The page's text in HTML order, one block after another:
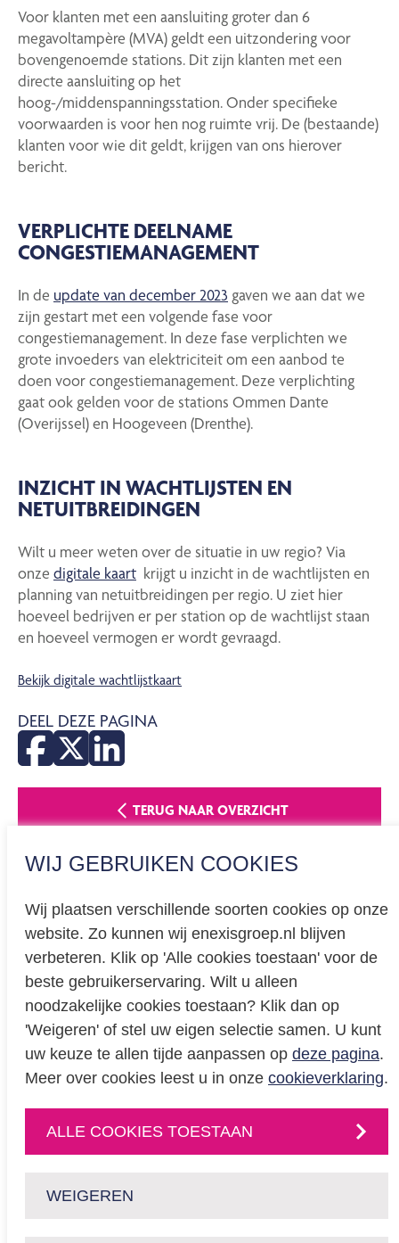
WIJ GEBRUIKEN COOKIES
Wij plaatsen verschillende soorten cookies op onze
website. Zo kunnen wij enexisgroep.nl blijven
verbeteren. Klik op 'Alle cookies toestaan' voor de
beste gebruikerservaring. Wilt u alleen
noodzakelijke cookies toestaan? Klik dan op
'Weigeren' of stel uw eigen selectie samen. U kunt
uw keuze te allen tijde aanpassen op deze pagina.
Meer over cookies leest u in onze cookieverklaring.
ALLE COOKIES TOESTAAN
WEIGEREN
Voor klanten met een aansluiting groter dan 6
megavoltampère (MVA) geldt een uitzondering voor
bovengenoemde stations. Dit zijn klanten met een
directe aansluiting op het
hoog-/middenspanningsstation. Onder specifieke
voorwaarden is voor hen nog ruimte vrij. De (bestaande)
klanten voor wie dit geldt, krijgen van ons hierover
bericht.
VERPLICHTE DEELNAME
CONGESTIEMANAGEMENT
In de update van december 2023 gaven we aan dat we
zijn gestart met een volgende fase voor
congestiemanagement. In deze fase verplichten we
grote invoeders van elektriciteit om een aanbod te
doen voor congestiemanagement. Deze verplichting
gaat ook gelden voor de stations Ommen Dante
(Overijssel) en Hoogeveen (Drenthe).
INZICHT IN WACHTLIJSTEN EN
NETUITBREIDINGEN
Wilt u meer weten over de situatie in uw regio? Via
onze digitale kaart krijgt u inzicht in de wachtlijsten en
planning van netuitbreidingen per regio. U ziet hier
hoeveel bedrijven er per station op de wachtlijst staan
en hoeveel vermogen er wordt gevraagd.
Bekijk digitale wachtlijstkaart
DEEL DEZE PAGINA
TERUG NAAR OVERZICHT
Privacy
Cookieverklaring
BREEAM certificering
Educatie
CONTACT